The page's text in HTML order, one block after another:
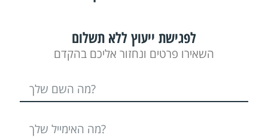
לפגישת ייעוץ ללא תשלום
השאירו פרטים ונחזור אליכם בהקדם